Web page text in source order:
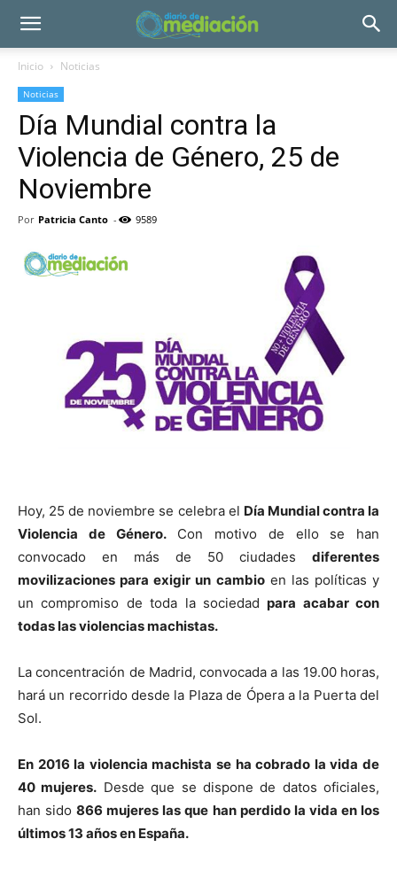
Inicio Noticias
Noticias
Día Mundial contra la
Violencia de Género, 25 de
Noviembre
Por Patricia Canto - 9589
Hoy, 25 de noviembre se celebra el Día Mundial contra la
Violencia de Género.Con motivo de ello se han
convocado en más de 50 ciudades diferentes
movilizaciones para exigir un cambioen las políticas y
un compromiso de toda la sociedadpara acabar con
todas las violencias machistas.
La concentración de Madrid, convocada a las 19.00 horas,
hará un recorrido desde la Plaza de Ópera a la Puerta del
Sol.
En 2016 la violencia machista se ha cobrado la vida de
40 mujeres. Desde que se dispone de datos oficiales,
han sido866 mujeres las que han perdido la vida en los
últimos 13 años en España.